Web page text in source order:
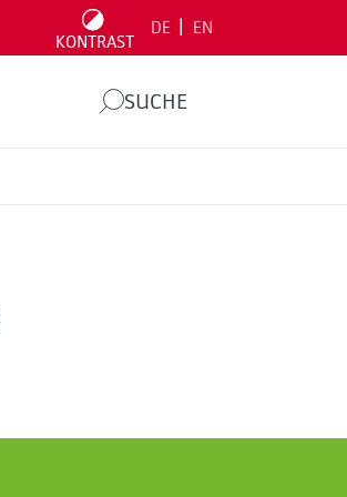
KONTRAST
DE EN
SUCHE